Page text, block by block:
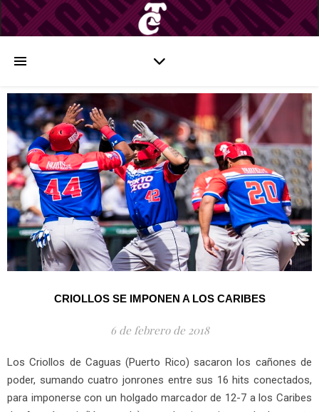
CRIOLLOS SE IMPONEN A LOS CARIBES
6 de febrero de 2018
Los Criollos de Caguas (Puerto Rico) sacaron los cañones de
poder, sumando cuatro jonrones entre sus 16 hits conectados,
para imponerse con un holgado marcador de 12-7 a los Caribes